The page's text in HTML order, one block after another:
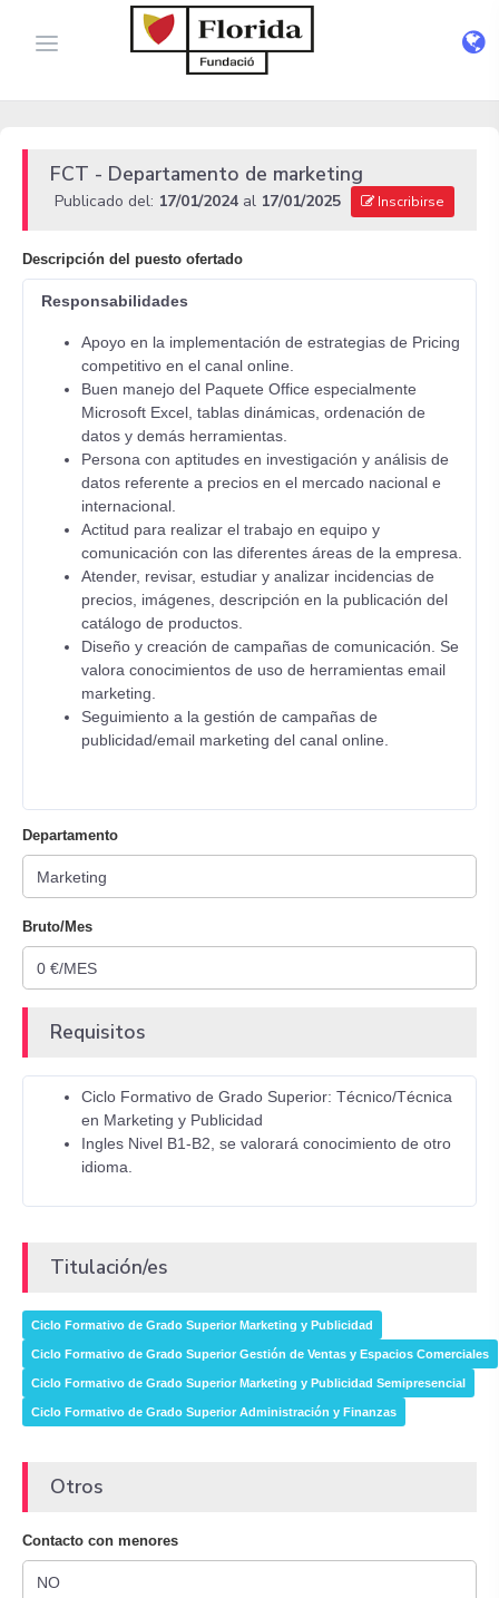
FCT - Departamento de marketing
Publicado del: 17/01/2024 al 17/01/2025 Inscribirse
Descripción del puesto ofertado
Responsabilidades
Apoyo en la implementación de estrategias de Pricing
competitivo en el canal online.
Buen manejo del Paquete Office especialmente
Microsoft Excel, tablas dinámicas, ordenación de
datos y demás herramientas.
Persona con aptitudes en investigación y análisis de
datos referente a precios en el mercado nacional e
internacional.
Actitud para realizar el trabajo en equipo y
comunicación con las diferentes áreas de la empresa.
Atender, revisar, estudiar y analizar incidencias de
precios, imágenes, descripción en la publicación del
catálogo de productos.
Diseño y creación de campañas de comunicación. Se
valora conocimientos de uso de herramientas email
marketing.
Seguimiento a la gestión de campañas de
publicidad/email marketing del canal online.
Departamento
Bruto/Mes
Requisitos
Ciclo Formativo de Grado Superior: Técnico/Técnica
en Marketing y Publicidad
Ingles Nivel B1-B2, se valorará conocimiento de otro
idioma.
Titulación/es
Ciclo Formativo de Grado Superior Marketing y Publicidad
Ciclo Formativo de Grado Superior Gestión de Ventas y Espacios Comerciales
Ciclo Formativo de Grado Superior Marketing y Publicidad Semipresencial
Ciclo Formativo de Grado Superior Administración y Finanzas
Otros
Contacto con menores